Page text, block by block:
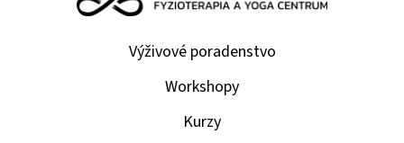
Výživové poradenstvo
Workshopy
Kurzy